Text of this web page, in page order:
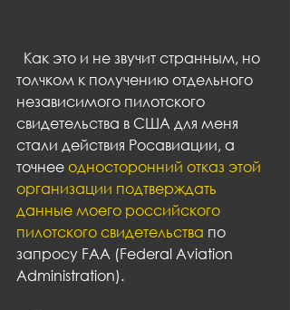
толчком к получению отдельного
независимого пилотского
свидетельства в США для меня
стали действия Росавиации, а
точнее односторонний отказ этой
организации подтверждать
данные моего российского
пилотского свидетельства по
запросу FAA (Federal Aviation
Administration).